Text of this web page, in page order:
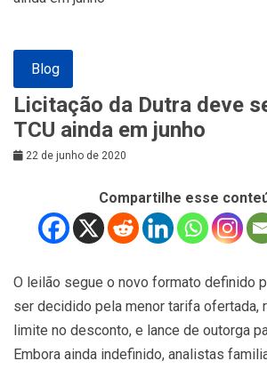
Blog
Licitação da Dutra deve
TCU ainda em junho
22 de junho de 2020
Compartilhe esse
O leilão segue o novo formato definido
ser decidido pela menor tarifa ofertada,
limite no desconto, e lance de outorga
Embora ainda indefinido, analistas